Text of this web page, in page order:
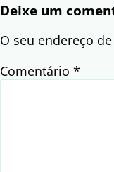
Deixe um
O seu endereço
Comentário *